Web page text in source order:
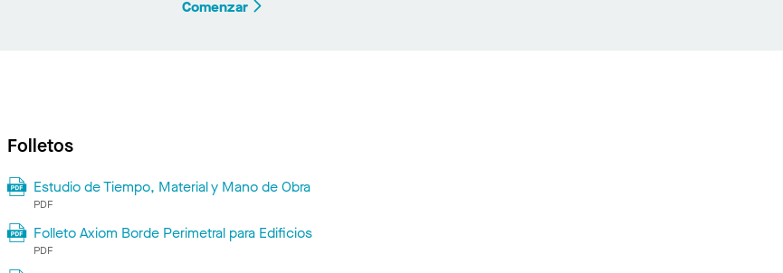
Comenzar
Folletos
Estudio de Tiempo, Material y Mano de Obra
PDF
Folleto Axiom Borde Perimetral para Edificios
PDF